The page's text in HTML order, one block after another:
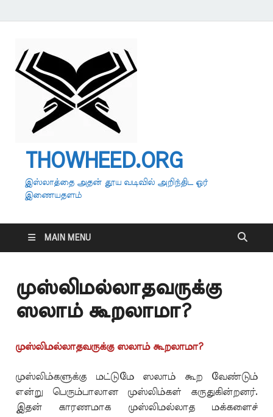
THOWHEED.ORG
இஸ்லாத்தை அதன் தூய வடிவில் அறிந்திட ஓர்
இணையதளம்
MAIN MENU
முஸ்லிமல்லாதவருக்கு
ஸலாம் கூறலாமா?
முஸ்லிமல்லாதவருக்கு ஸலாம் கூறலாமா?
முஸ்லிம்களுக்கு மட்டுமே ஸலாம் கூற வேண்டும்
என்று பெரும்பாலான முஸ்லிம்கள் கருதுகின்றனர்.
இதன் காரணமாக முஸ்லிமல்லாத மக்களைச்